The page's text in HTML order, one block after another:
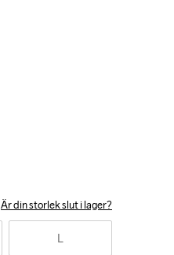
Är din storlek slut i lager?
L